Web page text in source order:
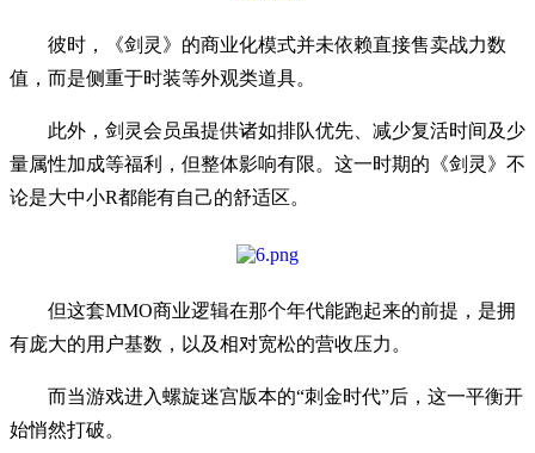
彼时，《剑灵》的商业化模式并未依赖直接售卖战力数
值，而是侧重于时装等外观类道具。
此外，剑灵会员虽提供诸如排队优先、减少复活时间及少
量属性加成等福利，但整体影响有限。这一时期的《剑灵》不
论是大中小R都能有自己的舒适区。
但这套MMO商业逻辑在那个年代能跑起来的前提，是拥
有庞大的用户基数，以及相对宽松的营收压力。
而当游戏进入螺旋迷宫版本的“刺金时代”后，这一平衡开
始悄然打破。